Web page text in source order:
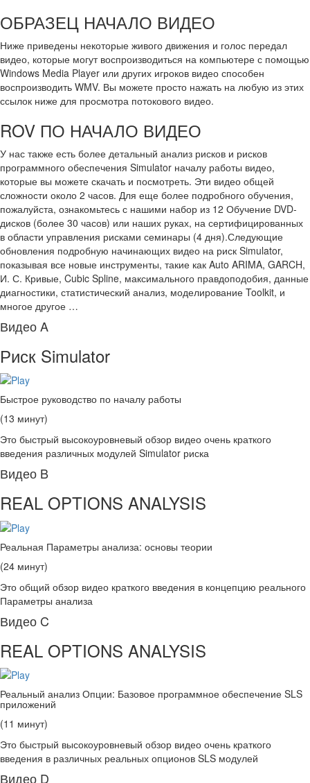
ОБРАЗЕЦ НАЧАЛО ВИДЕО
Ниже приведены некоторые живого движения и голос передал
видео, которые могут воспроизводиться на компьютере с помощью
Windows Media Player или других игроков видео способен
воспроизводить WMV. Вы можете просто нажать на любую из этих
ссылок ниже для просмотра потокового видео.
ROV ПО НАЧАЛО ВИДЕО
У нас также есть более детальный анализ рисков и рисков
программного обеспечения Simulator началу работы видео,
которые вы можете скачать и посмотреть. Эти видео общей
сложности около 2 часов. Для еще более подробного обучения,
пожалуйста, ознакомьтесь с нашими набор из 12 Обучение DVD-
дисков (более 30 часов) или наших руках, на сертифицированных
в области управления рисками семинары (4 дня).Следующие
обновления подробную начинающих видео на риск Simulator,
показывая все новые инструменты, такие как Auto ARIMA, GARCH,
И. С. Кривые, Cubic Spline, максимального правдоподобия, данные
диагностики, статистический анализ, моделирование Toolkit, и
многое другое …
Видео A
Риск Simulator
Быстрое руководство по началу работы
(13 минут)
Это быстрый высокоуровневый обзор видео очень краткого
введения различных модулей Simulator риска
Видео B
REAL OPTIONS ANALYSIS
Реальная Параметры анализа: основы теории
(24 минут)
Это общий обзор видео краткого введения в концепцию реального
Параметры анализа
Видео C
REAL OPTIONS ANALYSIS
Реальный анализ Опции: Базовое программное обеспечение SLS
приложений
(11 минут)
Это быстрый высокоуровневый обзор видео очень краткого
введения в различных реальных опционов SLS модулей
Видео D